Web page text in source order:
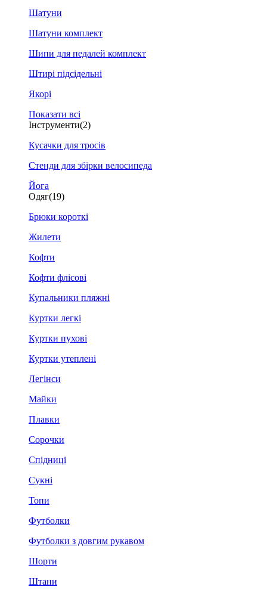
Шатуни
Шатуни комплект
Шипи для педалей комплект
Штирі підсідельні
Якорі
Показати всі
Інструменти(2)
Кусачки для тросів
Стенди для збірки велосипеда
Йога
Одяг(19)
Брюки короткі
Жилети
Кофти
Кофти флісові
Купальники пляжні
Куртки легкі
Куртки пухові
Куртки утеплені
Легінси
Майки
Плавки
Сорочки
Спідниці
Сукні
Топи
Футболки
Футболки з довгим рукавом
Шорти
Штани